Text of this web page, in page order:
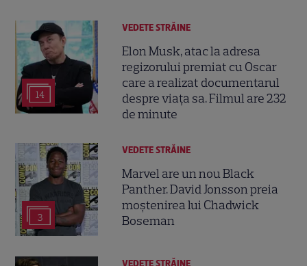
14
VEDETE STRĂINE
Elon Musk, atac la adresa
regizorului premiat cu Oscar
care a realizat documentarul
despre viața sa. Filmul are 232
de minute
3
VEDETE STRĂINE
Marvel are un nou Black
Panther. David Jonsson preia
moștenirea lui Chadwick
Boseman
VEDETE STRĂINE